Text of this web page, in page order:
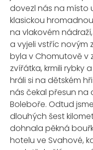
dovezl nás na místo
klasickou
na vlakovém
a vyjeli vstříc novým
byla v Chomutově v
zvířátka, krmili rybky
hráli si na dětském
nás čekal přesun na
Boleboře. Odtud
dlouhých šest
dohnala pěkná
hotelu ve Svahové,